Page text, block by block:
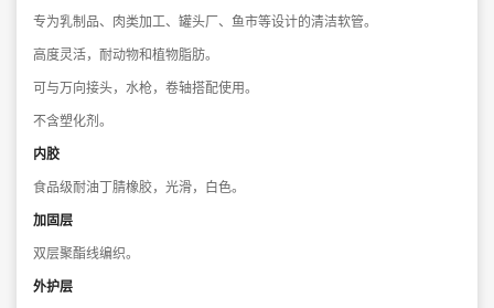
专为乳制品、肉类加工、罐头厂、鱼市等设计的清洁软管。
高度灵活，耐动物和植物脂肪。
可与万向接头，水枪，卷轴搭配使用。
不含塑化剂。
内胶
食品级耐油丁腈橡胶，光滑，白色。
加固层
双层聚酯线编织。
外护层